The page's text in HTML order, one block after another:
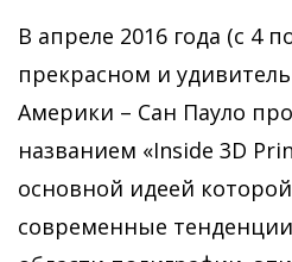
В апреле 2016 года (с 4
прекрасном и
Америки – Сан Пауло
названием «Inside 3D
основной идеей
современные